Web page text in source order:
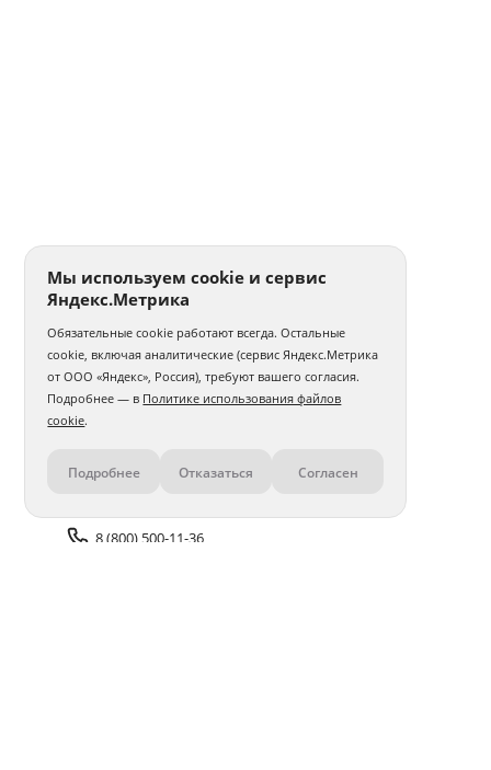
Контакты
8 (800) 500-11-36
Мы используем cookie и сервис
Яндекс.Метрика
Обязательные cookie работают всегда. Остальные
cookie, включая аналитические (сервис Яндекс.Метрика
от ООО «Яндекс», Россия), требуют вашего согласия.
Подробнее — в Политике использования файлов
cookie.
Подробнее Отказаться Согласен